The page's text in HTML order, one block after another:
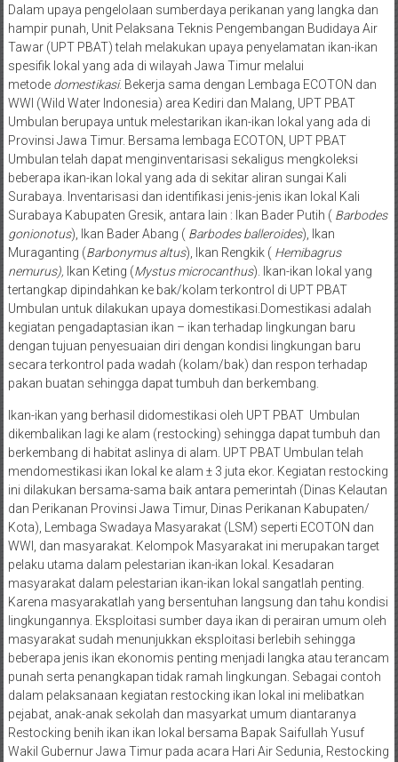
Dalam upaya pengelolaan sumberdaya perikanan yang langka dan
hampir punah, Unit Pelaksana Teknis Pengembangan Budidaya Air
Tawar (UPT PBAT) telah melakukan upaya penyelamatan ikan-ikan
spesifik lokal yang ada di wilayah Jawa Timur melalui
metode domestikasi. Bekerja sama dengan Lembaga ECOTON dan
WWI (Wild Water Indonesia) area Kediri dan Malang, UPT PBAT
Umbulan berupaya untuk melestarikan ikan-ikan lokal yang ada di
Provinsi Jawa Timur. Bersama lembaga ECOTON, UPT PBAT
Umbulan telah dapat menginventarisasi sekaligus mengkoleksi
beberapa ikan-ikan lokal yang ada di sekitar aliran sungai Kali
Surabaya. Inventarisasi dan identifikasi jenis-jenis ikan lokal Kali
Surabaya Kabupaten Gresik, antara lain : Ikan Bader Putih ( Barbodes
gonionotus), Ikan Bader Abang ( Barbodes balleroides), Ikan
Muraganting (Barbonymus altus), Ikan Rengkik ( Hemibagrus
nemurus), Ikan Keting (Mystus microcanthus). Ikan-ikan lokal yang
tertangkap dipindahkan ke bak/kolam terkontrol di UPT PBAT
Umbulan untuk dilakukan upaya domestikasi.Domestikasi adalah
kegiatan pengadaptasian ikan – ikan terhadap lingkungan baru
dengan tujuan penyesuaian diri dengan kondisi lingkungan baru
secara terkontrol pada wadah (kolam/bak) dan respon terhadap
pakan buatan sehingga dapat tumbuh dan berkembang.
Ikan-ikan yang berhasil didomestikasi oleh UPT PBAT Umbulan
dikembalikan lagi ke alam (restocking) sehingga dapat tumbuh dan
berkembang di habitat aslinya di alam. UPT PBAT Umbulan telah
mendomestikasi ikan lokal ke alam ± 3 juta ekor. Kegiatan restocking
ini dilakukan bersama-sama baik antara pemerintah (Dinas Kelautan
dan Perikanan Provinsi Jawa Timur, Dinas Perikanan Kabupaten/
Kota), Lembaga Swadaya Masyarakat (LSM) seperti ECOTON dan
WWI, dan masyarakat. Kelompok Masyarakat ini merupakan target
pelaku utama dalam pelestarian ikan-ikan lokal. Kesadaran
masyarakat dalam pelestarian ikan-ikan lokal sangatlah penting.
Karena masyarakatlah yang bersentuhan langsung dan tahu kondisi
lingkungannya. Eksploitasi sumber daya ikan di perairan umum oleh
masyarakat sudah menunjukkan eksploitasi berlebih sehingga
beberapa jenis ikan ekonomis penting menjadi langka atau terancam
punah serta penangkapan tidak ramah lingkungan. Sebagai contoh
dalam pelaksanaan kegiatan restocking ikan lokal ini melibatkan
pejabat, anak-anak sekolah dan masyarkat umum diantaranya
Restocking benih ikan ikan lokal bersama Bapak Saifullah Yusuf
Wakil Gubernur Jawa Timur pada acara Hari Air Sedunia, Restocking